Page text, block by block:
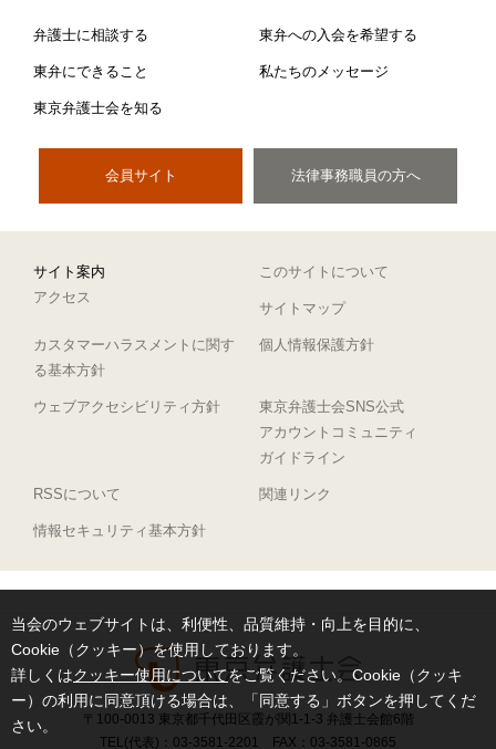
当会のウェブサイトは、利便性、品質維持・向上を目的に、
Cookie（クッキー）を使用しております。
詳しくはクッキー使用についてをご覧ください。Cookie（クッキ
ー）の利用に同意頂ける場合は、「同意する」ボタンを押してくだ
さい。
弁護士に相談する 東弁への入会を希望する
東弁にできること 私たちのメッセージ
東京弁護士会を知る
会員サイト 法律事務職員の方へ
サイト案内
このサイトについて
アクセス
サイトマップ
カスタマーハラスメントに関す
る基本方針
個人情報保護方針
ウェブアクセシビリティ方針
東京弁護士会SNS公式
アカウントコミュニティ
ガイドライン
RSSについて 関連リンク
情報セキュリティ基本方針
〒100-0013 東京都千代田区霞が関1-1-3 弁護士会館6階
TEL(代表)：03-3581-2201 FAX：03-3581-0865